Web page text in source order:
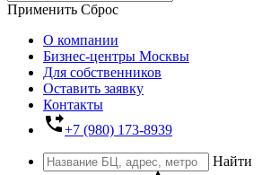
Применить Сброс
О компании
Бизнес-центры Москвы
Для собственников
Оставить заявку
Контакты
phone_forwarded+7 (980) 173-8939
Найти